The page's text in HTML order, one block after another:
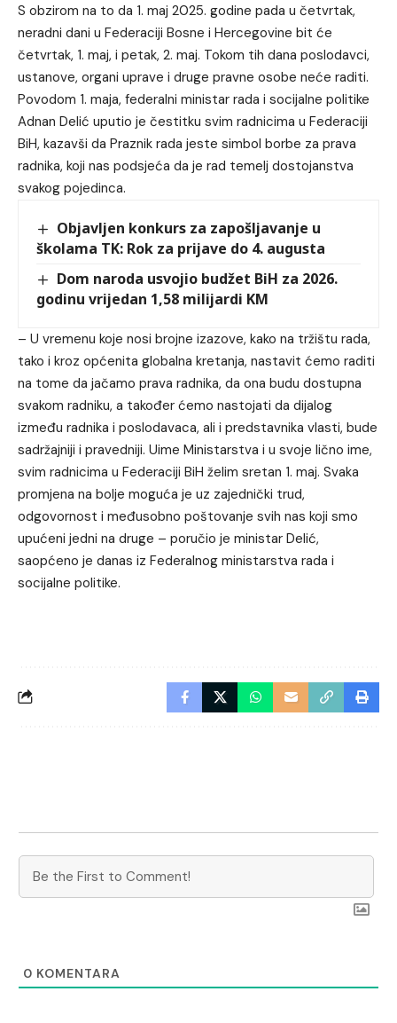
S obzirom na to da 1. maj 2025. godine pada u četvrtak,
neradni dani u Federaciji Bosne i Hercegovine bit će
četvrtak, 1. maj, i petak, 2. maj. Tokom tih dana poslodavci,
ustanove, organi uprave i druge pravne osobe neće raditi.
Povodom 1. maja, federalni ministar rada i socijalne politike
Adnan Delić uputio je čestitku svim radnicima u Federaciji
BiH, kazavši da Praznik rada jeste simbol borbe za prava
radnika, koji nas podsjeća da je rad temelj dostojanstva
svakog pojedinca.
Objavljen konkurs za zapošljavanje u
školama TK: Rok za prijave do 4. augusta
Dom naroda usvojio budžet BiH za 2026.
godinu vrijedan 1,58 milijardi KM
– U vremenu koje nosi brojne izazove, kako na tržištu rada,
tako i kroz općenita globalna kretanja, nastavit ćemo raditi
na tome da jačamo prava radnika, da ona budu dostupna
svakom radniku, a također ćemo nastojati da dijalog
između radnika i poslodavaca, ali i predstavnika vlasti, bude
sadržajniji i pravedniji. Uime Ministarstva i u svoje lično ime,
svim radnicima u Federaciji BiH želim sretan 1. maj. Svaka
promjena na bolje moguća je uz zajednički trud,
odgovornost i međusobno poštovanje svih nas koji smo
upućeni jedni na druge – poručio je ministar Delić,
saopćeno je danas iz Federalnog ministarstva rada i
socijalne politike.
0 KOMENTARA